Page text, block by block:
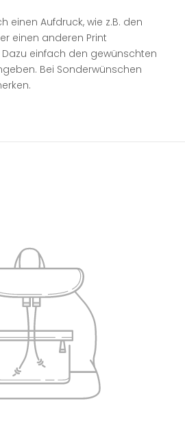
einen Aufdruck, wie z.B. den
einen anderen Print
einfach den gewünschten
Bei Sonderwünschen